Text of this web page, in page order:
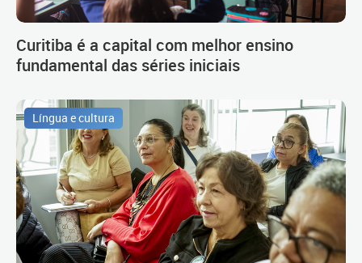
Curitiba é a capital com melhor ensino
fundamental das séries iniciais
Língua e cultura